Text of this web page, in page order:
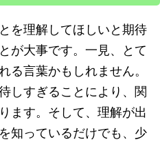
を理解してほしいと期待
が大事です。一見、とて
る言葉かもしれません。
しすぎることにより、関
ます。そして、理解が出
知っているだけでも、少